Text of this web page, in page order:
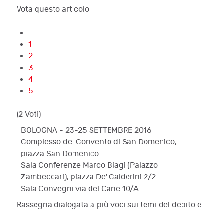
Vota questo articolo
1
2
3
4
5
(2 Voti)
BOLOGNA - 23-25 SETTEMBRE 2016
Complesso del Convento di San Domenico,
piazza San Domenico
Sala Conferenze Marco Biagi (Palazzo
Zambeccari), piazza De' Calderini 2/2
Sala Convegni via del Cane 10/A
Rassegna dialogata a più voci sui temi del debito e